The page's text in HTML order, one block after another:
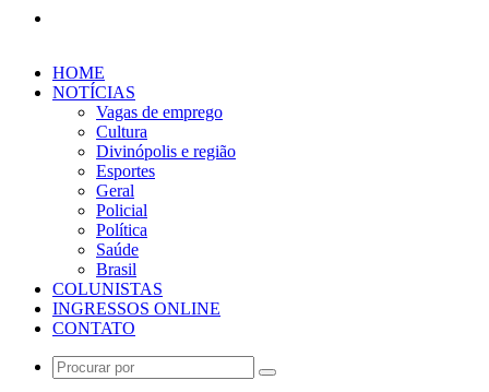
HOME
NOTÍCIAS
Vagas de emprego
Cultura
Divinópolis e região
Esportes
Geral
Policial
Política
Saúde
Brasil
COLUNISTAS
INGRESSOS ONLINE
CONTATO
Procurar